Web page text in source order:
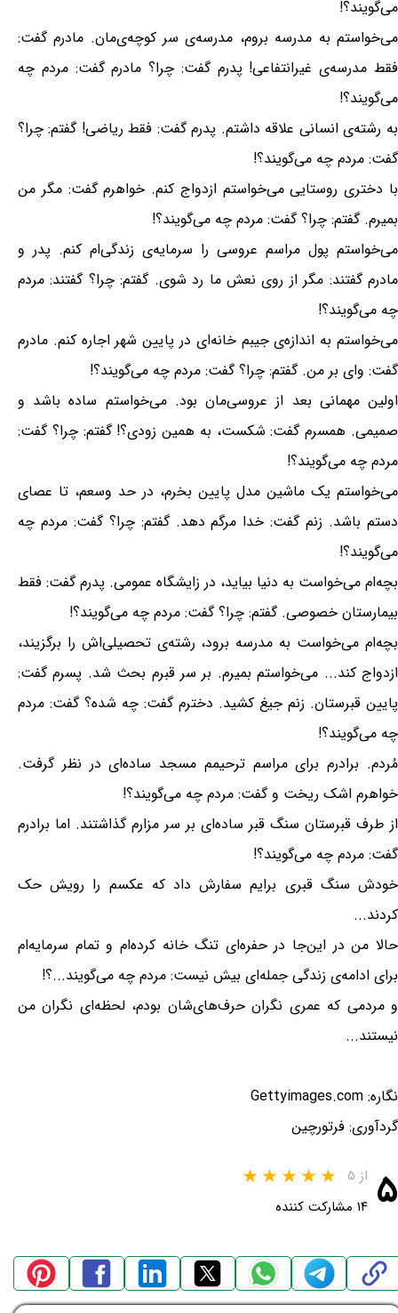
می‌گویند؟!
می‌خواستم به مدرسه بروم، مدرسه‌ی سر کوچه‌ی‌مان. مادرم گفت:
فقط مدرسه‌ی غیرانتفاعی! پدرم گفت: چرا؟ مادرم گفت: مردم چه
می‌گویند؟!
به رشته‌ی انسانی علاقه داشتم. پدرم گفت: فقط ریاضی! گفتم: چرا؟
گفت: مردم چه می‌گویند؟!
با دختری روستایی می‌خواستم ازدواج کنم. خواهرم گفت: مگر من
بمیرم. گفتم: چرا؟ گفت: مردم چه می‌گویند؟!
می‌خواستم پول مراسم عروسی را سرمایه‌ی زندگی‌ام کنم. پدر و
مادرم گفتند: مگر از روی نعش ما رد شوی. گفتم: چرا؟ گفتند: مردم
چه می‌گویند؟!
می‌خواستم به اندازه‌ی جیبم خانه‌ای در پایین شهر اجاره کنم. مادرم
گفت: وای بر من. گفتم: چرا؟ گفت: مردم چه می‌گویند؟!
اولین مهمانی بعد از عروسی‌مان بود. می‌خواستم ساده باشد و
صمیمی. همسرم گفت: شکست، به همین زودی؟! گفتم: چرا؟ گفت:
مردم چه می‌گویند؟!
می‌خواستم یک ماشین مدل پایین بخرم، در حد وسعم، تا عصای
دستم باشد. زنم گفت: خدا مرگم دهد. گفتم: چرا؟ گفت: مردم چه
می‌گویند؟!
بچه‌ام می‌خواست به دنیا بیاید، در زایشگاه عمومی. پدرم گفت: فقط
بیمارستان خصوصی. گفتم: چرا؟ گفت: مردم چه می‌گویند؟!
بچه‌ام می‌خواست به مدرسه برود، رشته‌ی تحصیلی‌اش را برگزیند،
ازدواج کند... می‌خواستم بمیرم. بر سر قبرم بحث شد. پسرم گفت:
پایین قبرستان. زنم جیغ کشید. دخترم گفت: چه شده؟ گفت: مردم
چه می‌گویند؟!
مُردم. برادرم برای مراسم ترحیمم مسجد ساده‌ای در نظر گرفت.
خواهرم اشک ریخت و گفت: مردم چه می‌گویند؟!
از طرف قبرستان سنگ قبر ساده‌ای بر سر مزارم گذاشتند. اما برادرم
گفت: مردم چه می‌گویند؟!
خودش سنگ قبری برایم سفارش داد که عکسم را رویش حک
کردند...
حالا من در این‌جا در حفره‌ای تنگ خانه کرده‌ام و تمام سرمایه‌ام
برای ادامه‌ی زندگی جمله‌ای بیش نیست: مردم چه می‌گویند...؟!
و مردمی که عمری نگران حرف‌های‌شان بودم، لحظه‌ای نگران من
نیستند...
نگاره: Gettyimages.com
گردآوری: فرتورچین
۵ از ۵
۱۴ مشارکت کننده